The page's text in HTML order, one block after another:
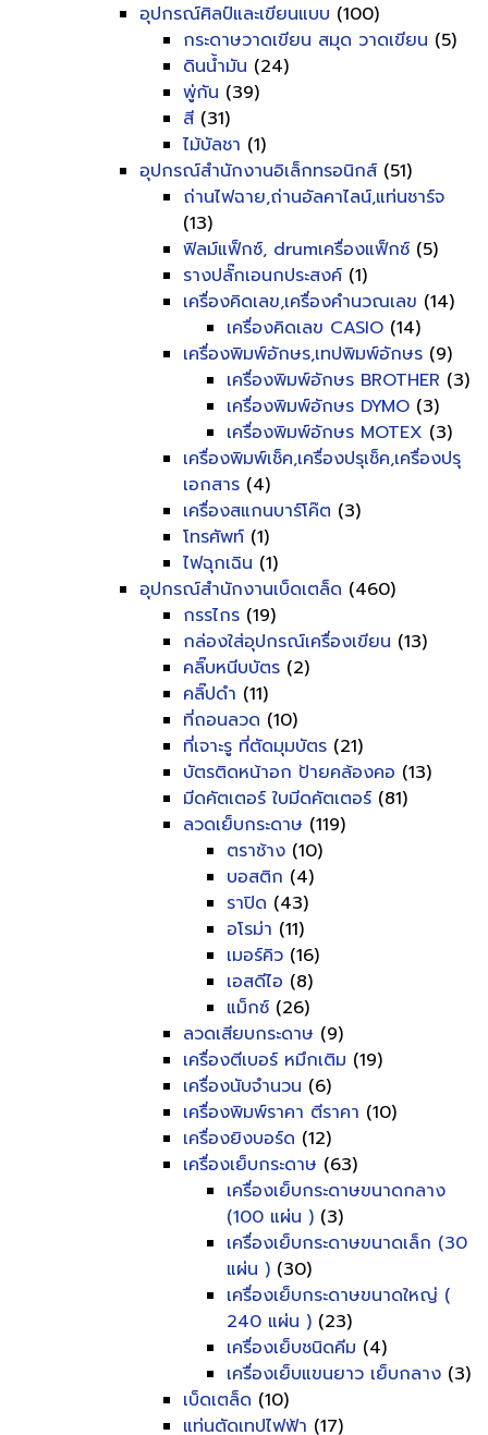
อุปกรณ์ศิลป์และเขียนแบบ (100)
กระดาษวาดเขียน สมุด วาดเขียน (5)
ดินน้ำมัน (24)
พู่กัน (39)
สี (31)
ไม้บัลชา (1)
อุปกรณ์สำนักงานอิเล็กทรอนิกส์ (51)
ถ่านไฟฉาย,ถ่านอัลคาไลน์,แท่นชาร์จ
(13)
ฟิลม์แฟ็กซ์, drumเครื่องแฟ็กซ์ (5)
รางปลั๊กเอนกประสงค์ (1)
เครื่องคิดเลข,เครื่องคำนวณเลข (14)
เครื่องคิดเลข CASIO (14)
เครื่องพิมพ์อักษร,เทปพิมพ์อักษร (9)
เครื่องพิมพ์อักษร BROTHER (3)
เครื่องพิมพ์อักษร DYMO (3)
เครื่องพิมพ์อักษร MOTEX (3)
เครื่องพิมพ์เช็ค,เครื่องปรุเช็ค,เครื่องปรุ
เอกสาร (4)
เครื่องสแกนบาร์โค๊ต (3)
โทรศัพท์ (1)
ไฟฉุกเฉิน (1)
อุปกรณ์สำนักงานเบ็ดเตล็ด (460)
กรรไกร (19)
กล่องใส่อุปกรณ์เครื่องเขียน (13)
คลิ๊บหนีบบัตร (2)
คลิ๊ปดำ (11)
ที่ถอนลวด (10)
ที่เจาะรู ที่ตัดมุมบัตร (21)
บัตรติดหน้าอก ป้ายคล้องคอ (13)
มีดคัตเตอร์ ใบมีดคัตเตอร์ (81)
ลวดเย็บกระดาษ (119)
ตราช้าง (10)
บอสติก (4)
ราปิด (43)
อโรม่า (11)
เมอร์คิว (16)
เอสดีไอ (8)
แม็กซ์ (26)
ลวดเสียบกระดาษ (9)
เครื่องตีเบอร์ หมึกเติม (19)
เครื่องนับจำนวน (6)
เครื่องพิมพ์ราคา ตีราคา (10)
เครื่องยิงบอร์ด (12)
เครื่องเย็บกระดาษ (63)
เครื่องเย็บกระดาษขนาดกลาง
(100 แผ่น ) (3)
เครื่องเย็บกระดาษขนาดเล็ก (30
แผ่น ) (30)
เครื่องเย็บกระดาษขนาดใหญ่ (
240 แผ่น ) (23)
เครื่องเย็บชนิดคีม (4)
เครื่องเย็บแขนยาว เย็บกลาง (3)
เบ็ดเตล็ด (10)
แท่นตัดเทปไฟฟ้า (17)